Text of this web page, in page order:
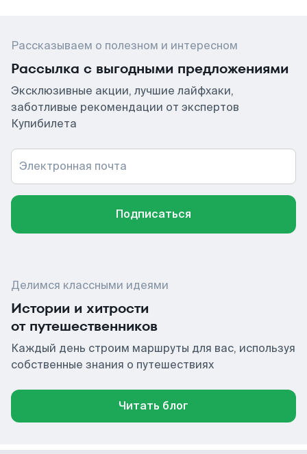
Рассказываем о полезном и интересном
Рассылка с выгодными предложениями
Эксклюзивные акции, лучшие лайфхаки,
заботливые рекомендации от экспертов
Купибилета
Электронная почта
Подписаться
Делимся классными идеями
Истории и хитрости
от путешественников
Каждый день строим маршруты для вас, используя
собственные знания о путешествиях
Читать блог